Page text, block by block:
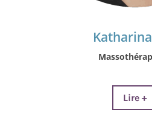
Lire +